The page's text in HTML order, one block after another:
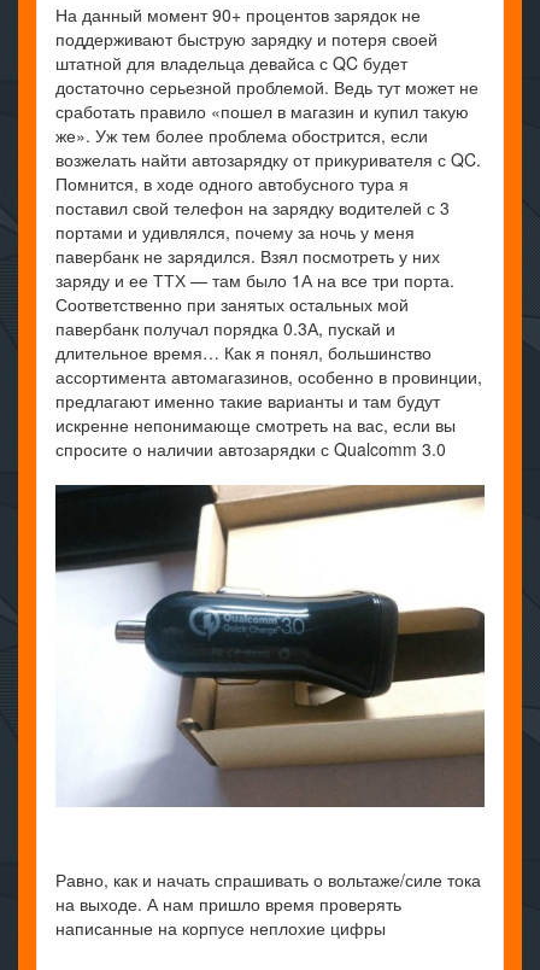
На данный момент 90+ процентов зарядок не
поддерживают быструю зарядку и потеря своей
штатной для владельца девайса с QC будет
достаточно серьезной проблемой. Ведь тут может не
сработать правило «пошел в магазин и купил такую
же». Уж тем более проблема обострится, если
возжелать найти автозарядку от прикуривателя с QC.
Помнится, в ходе одного автобусного тура я
поставил свой телефон на зарядку водителей с 3
портами и удивлялся, почему за ночь у меня
павербанк не зарядился. Взял посмотреть у них
заряду и ее ТТХ — там было 1А на все три порта.
Соответственно при занятых остальных мой
павербанк получал порядка 0.3А, пускай и
длительное время… Как я понял, большинство
ассортимента автомагазинов, особенно в провинции,
предлагают именно такие варианты и там будут
искренне непонимающе смотреть на вас, если вы
спросите о наличии автозарядки с Qualcomm 3.0
Равно, как и начать спрашивать о вольтаже/силе тока
на выходе. А нам пришло время проверять
написанные на корпусе неплохие цифры